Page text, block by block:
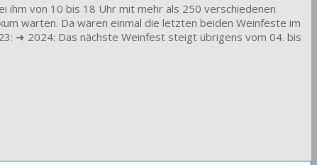
von 10 bis 18 Uhr mit mehr als 250 verschiedenen
warten. Da wären einmal die letzten beiden Weinfeste im
➜ 2024: Das nächste Weinfest steigt übrigens vom 04. bis